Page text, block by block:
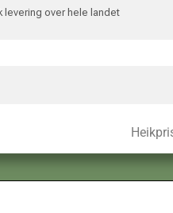
levering over hele landet